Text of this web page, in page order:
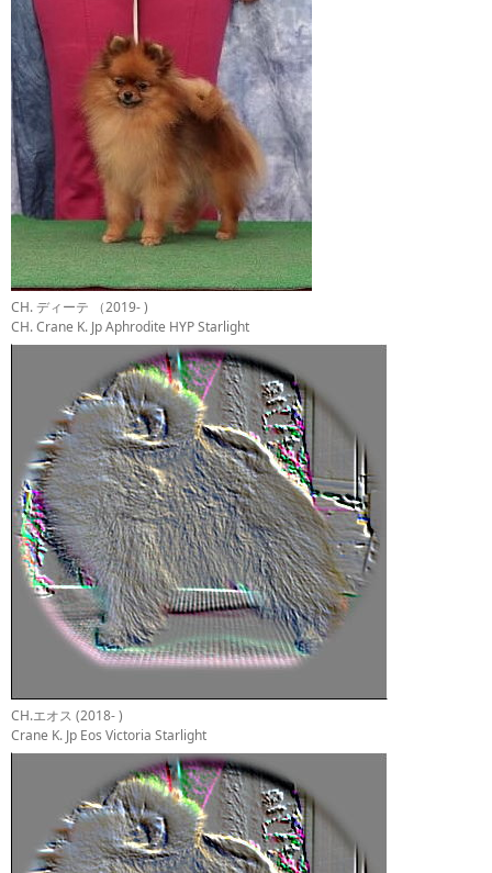
CH. ディーテ （2019- )
CH. Crane K. Jp Aphrodite HYP Starlight
CH.エオス (2018- )
Crane K. Jp Eos Victoria Starlight